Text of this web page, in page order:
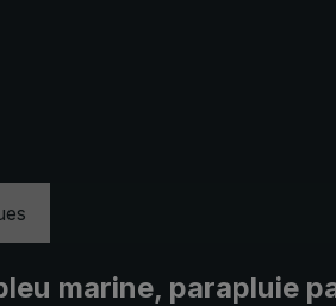
marine, parapluie